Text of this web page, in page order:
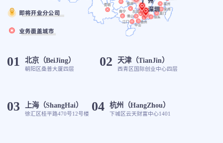
01 北京（BeiJing）
朝阳区桑普大厦四层 02 天津（TianJin）
西青区国际创业中心四层
03 上海（ShangHai）
徐汇区桂平路470号12号楼 04 杭州（HangZhou）
下城区云天财富中心1401